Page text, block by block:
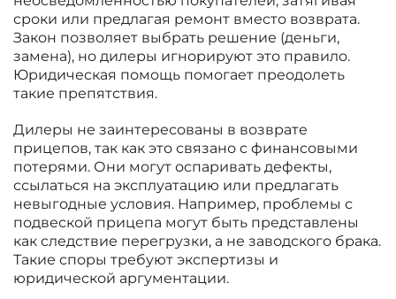
сроки или предлагая ремонт вместо возврата.
Закон позволяет выбрать решение (деньги,
замена), но дилеры игнорируют это правило.
Юридическая помощь помогает преодолеть
такие препятствия.
Дилеры не заинтересованы в возврате
прицепов, так как это связано с финансовыми
потерями. Они могут оспаривать дефекты,
ссылаться на эксплуатацию или предлагать
невыгодные условия. Например, проблемы с
подвеской прицепа могут быть представлены
как следствие перегрузки, а не заводского брака.
Такие споры требуют экспертизы и
юридической аргументации.